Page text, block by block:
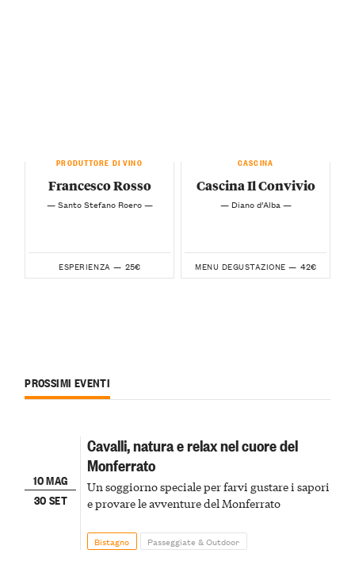
PRODUTTORE DI VINO
Francesco Rosso
— Santo Stefano Roero —
ESPERIENZA — 25€
CASCINA
Cascina Il Convivio
— Diano d’Alba —
MENU DEGUSTAZIONE — 42€
PROSSIMI EVENTI
10 MAG
30 SET
Cavalli, natura e relax nel cuore del
Monferrato
Un soggiorno speciale per farvi gustare i sapori
e provare le avventure del Monferrato
Bistagno Passeggiate & Outdoor